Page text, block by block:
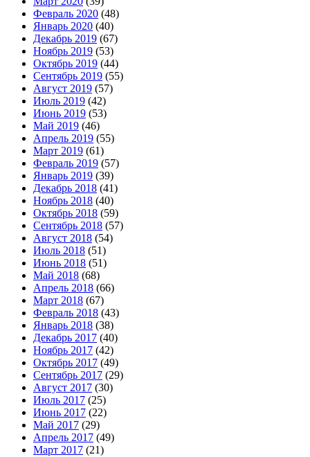
Февраль 2020 (48)
Январь 2020 (40)
Декабрь 2019 (67)
Ноябрь 2019 (53)
Октябрь 2019 (44)
Сентябрь 2019 (55)
Август 2019 (57)
Июль 2019 (42)
Июнь 2019 (53)
Май 2019 (46)
Апрель 2019 (55)
Март 2019 (61)
Февраль 2019 (57)
Январь 2019 (39)
Декабрь 2018 (41)
Ноябрь 2018 (40)
Октябрь 2018 (59)
Сентябрь 2018 (57)
Август 2018 (54)
Июль 2018 (51)
Июнь 2018 (51)
Май 2018 (68)
Апрель 2018 (66)
Март 2018 (67)
Февраль 2018 (43)
Январь 2018 (38)
Декабрь 2017 (40)
Ноябрь 2017 (42)
Октябрь 2017 (49)
Сентябрь 2017 (29)
Август 2017 (30)
Июль 2017 (25)
Июнь 2017 (22)
Май 2017 (29)
Апрель 2017 (49)
Март 2017 (21)